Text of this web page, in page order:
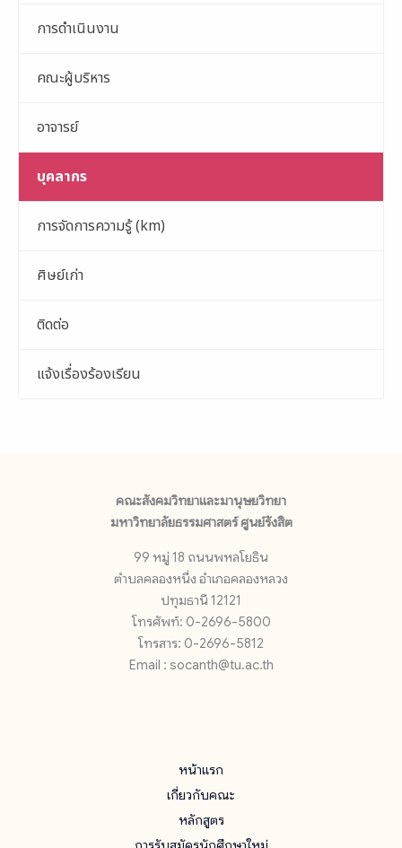
การดำเนินงาน
คณะผู้บริหาร
อาจารย์
บุคลากร
การจัดการความรู้ (km)
ศิษย์เก่า
ติดต่อ
แจ้งเรื่องร้องเรียน
คณะสังคมวิทยาและมานุษยวิทยา
มหาวิทยาลัยธรรมศาสตร์ ศูนย์รังสิต
99 หมู่ 18 ถนนพหลโยธิน
ตำบลคลองหนึ่ง อำเภอคลองหลวง
ปทุมธานี 12121
โทรศัพท์: 0-2696-5800
โทรสาร: 0-2696-5812
Email : socanth@tu.ac.th
หน้าแรก
เกี่ยวกับคณะ
หลักสูตร